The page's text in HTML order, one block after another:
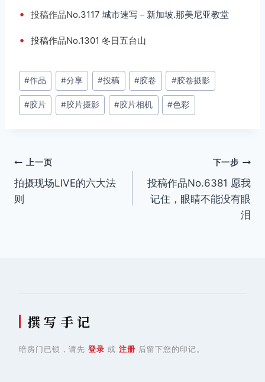
• 投稿作品No.3117 城市速写－新加坡.那美尼亚教堂
• 投稿作品No.1301 冬日五台山
文
章
标
#作品 #分享 #投稿 #胶卷 #胶卷摄影
#胶片 #胶片摄影 #胶片相机 #色彩
文
章
上一页
拍摄现场LIVE的六大法
则
下一步
投稿作品No.6381 愿我
记住，眼睛不能没有眼
泪
撰 写 手 记
暗房门已锁，请先 登录 或 注册 后留下您的印记。